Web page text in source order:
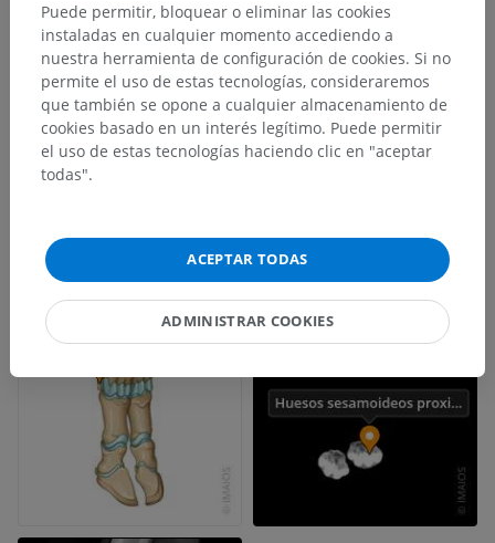
Puede permitir, bloquear o eliminar las cookies
instaladas en cualquier momento accediendo a
nuestra herramienta de configuración de cookies. Si no
permite el uso de estas tecnologías, consideraremos
que también se opone a cualquier almacenamiento de
cookies basado en un interés legítimo. Puede permitir
el uso de estas tecnologías haciendo clic en "aceptar
todas".
ACEPTAR TODAS
ADMINISTRAR COOKIES